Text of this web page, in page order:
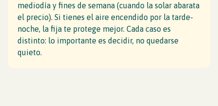
mediodía y fines de semana (cuando la solar abarata
el precio). Si tienes el aire encendido por la tarde-
noche, la fija te protege mejor. Cada caso es
distinto: lo importante es decidir, no quedarse
quieto.